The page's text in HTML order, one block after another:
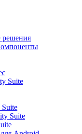
решения
Suite
Suite
Suite